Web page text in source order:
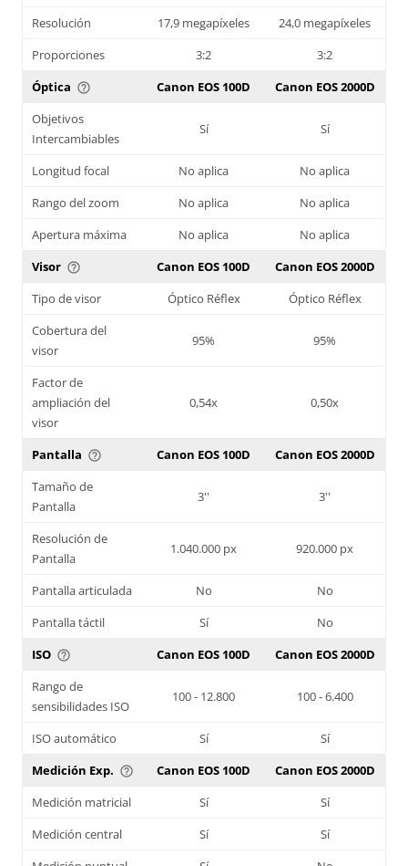
Resolución
17,9 megapíxeles
24,0 megapíxeles
Proporciones
3:2
3:2
Óptica help_outline Canon EOS 100D
Canon EOS 2000D
Objetivos
Intercambiables
Sí Sí
Longitud focal No aplica
No aplica
Rango del zoom
No aplica
No aplica
Apertura máxima
No aplica
No aplica
Visor help_outline Canon EOS 100D
Canon EOS 2000D
Tipo de visor
Óptico Réflex
Óptico Réflex
Cobertura del
visor
95% 95%
Factor de
ampliación del
visor
0,54x 0,50x
Pantalla help_outline Canon EOS 100D
Canon EOS 2000D
Tamaño de
Pantalla
3'' 3''
Resolución de
Pantalla
1.040.000 px 920.000 px
Pantalla articulada No
No
Pantalla táctil
Sí
No
ISO help_outline Canon EOS 100D
Canon EOS 2000D
Rango de
sensibilidades ISO
100 - 12.800 100 - 6.400
ISO automático Sí
Sí
Medición Exp. help_outline Canon EOS 100D
Canon EOS 2000D
Medición matricial
Sí
Sí
Medición central
Sí
Sí